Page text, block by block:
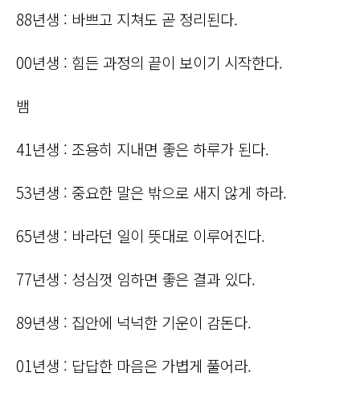
88년생 : 바쁘고 지쳐도 곧 정리된다.
00년생 : 힘든 과정의 끝이 보이기 시작한다.
뱀
41년생 : 조용히 지내면 좋은 하루가 된다.
53년생 : 중요한 말은 밖으로 새지 않게 하라.
65년생 : 바라던 일이 뜻대로 이루어진다.
77년생 : 성심껏 임하면 좋은 결과 있다.
89년생 : 집안에 넉넉한 기운이 감돈다.
01년생 : 답답한 마음은 가볍게 풀어라.